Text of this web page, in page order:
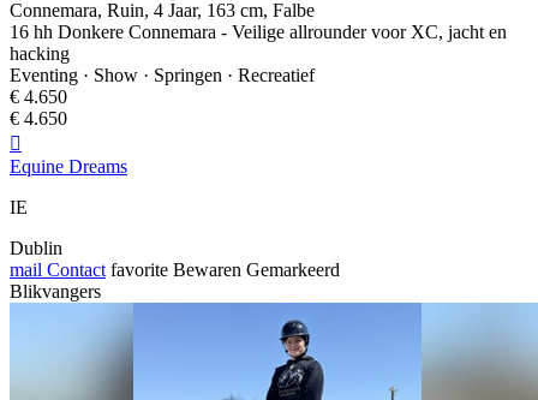
Connemara, Ruin, 4 Jaar, 163 cm, Falbe
16 hh Donkere Connemara - Veilige allrounder voor XC, jacht en
hacking
Eventing · Show · Springen · Recreatief
€ 4.650
€ 4.650

Equine Dreams
IE
Dublin
mail Contact favorite Bewaren Gemarkeerd
Blikvangers